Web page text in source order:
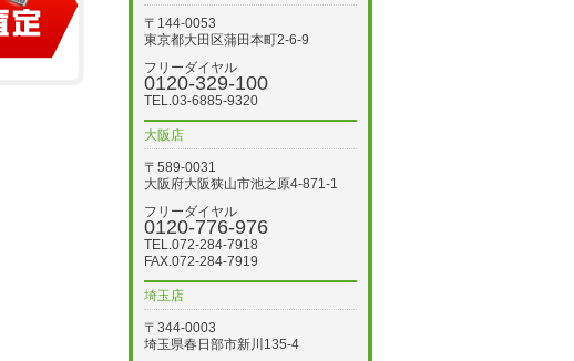
〒144-0053
東京都大田区蒲田本町2-6-9
フリーダイヤル
0120-329-100
TEL.03-6885-9320
大阪店
〒589-0031
大阪府大阪狭山市池之原4-871-1
フリーダイヤル
0120-776-976
TEL.072-284-7918
FAX.072-284-7919
埼玉店
〒344-0003
埼玉県春日部市新川135-4